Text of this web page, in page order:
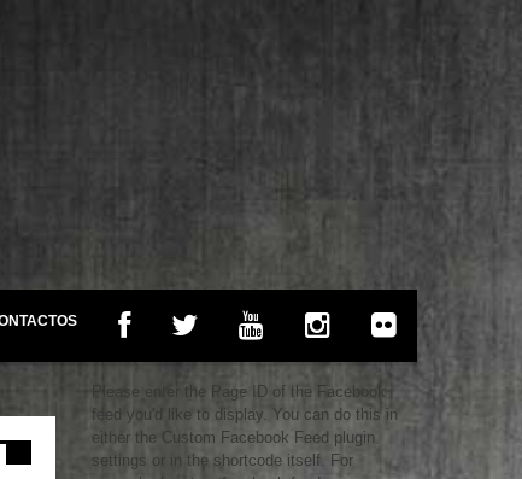
Please enter the Page ID of the Facebook
feed you'd like to display. You can do this in
either the Custom Facebook Feed plugin
settings or in the shortcode itself. For